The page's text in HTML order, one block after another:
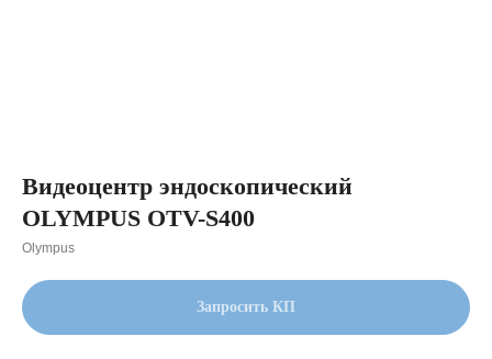
Видеоцентр эндоскопический
OLYMPUS OTV-S400
Olympus
Запросить КП